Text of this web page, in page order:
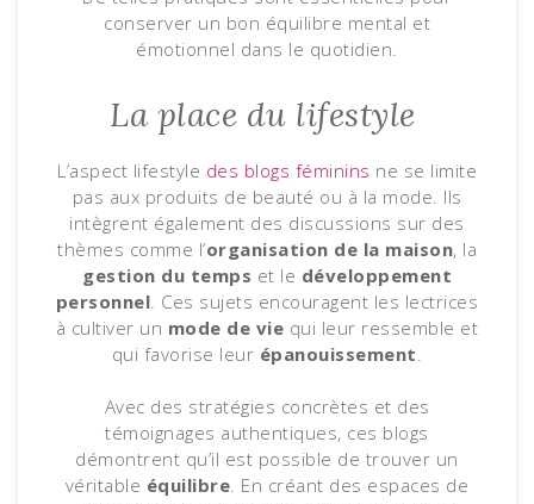
conserver un bon équilibre mental et
émotionnel dans le quotidien.
La place du lifestyle
L’aspect lifestyle des blogs féminins ne se limite
pas aux produits de beauté ou à la mode. Ils
intègrent également des discussions sur des
thèmes comme l’organisation de la maison, la
gestion du temps et le développement
personnel . Ces sujets encouragent les lectrices
à cultiver un mode de vie qui leur ressemble et
qui favorise leur épanouissement
Avec des stratégies concrètes et des
témoignages authentiques, ces blogs
démontrent qu’il est possible de trouver un
véritable équilibre. En créant des espaces de